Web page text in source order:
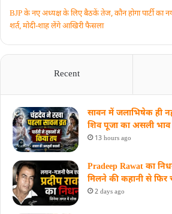
BJP के नए अध्यक्ष के लिए बैठकें तेज, कौन होगा पार्टी का
शर्त, मोदी-शाह लेंगे आखिरी फैसला
Recent
सावन में जलाभिषेक ही
शिव पूजा का असली भाव
13 hours ago
Pradeep Rawat का
मिलने की कहानी से
2 days ago